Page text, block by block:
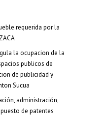
requerida por la
la ocupacion de la
publicos de
de publicidad y
Sucua
administración,
de patentes